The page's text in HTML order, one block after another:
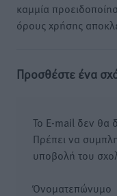
καμμία
όρους χρήσης
Προσθέστε ένα
Το E-mail δεν θα
Πρέπει να
υποβολή του
Όνοματεπώνυμο